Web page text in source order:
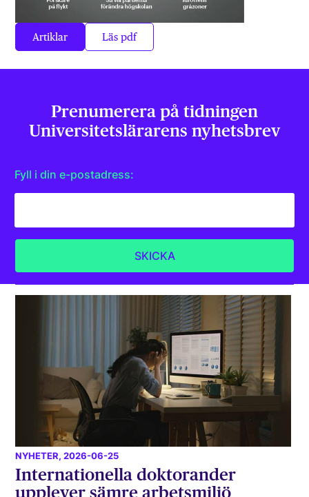
Artiklar Läs pdf
Prenumerera på tidningen
Universitets­lärarens nyhetsbrev
Fyll i din e-postadress:
NYHETER, 2026-06-25
Internationella doktorander
upplever sämre arbetsmiljö